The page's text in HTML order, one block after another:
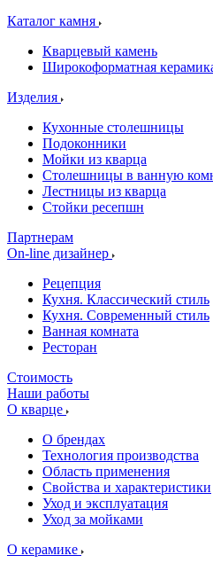
Каталог камня
Кварцевый камень
Широкоформатная
Изделия
Кухонные столешницы
Подоконники
Мойки из кварца
Столешницы в ванную
Лестницы из кварца
Стойки ресепшн
Партнерам
On-line дизайнер
Рецепция
Кухня. Классический стиль
Кухня. Современный стиль
Ванная комната
Ресторан
Стоимость
Наши работы
О кварце
О брендах
Технология производства
Область применения
Свойства и характеристики
Уход и эксплуатация
Уход за мойками
О керамике